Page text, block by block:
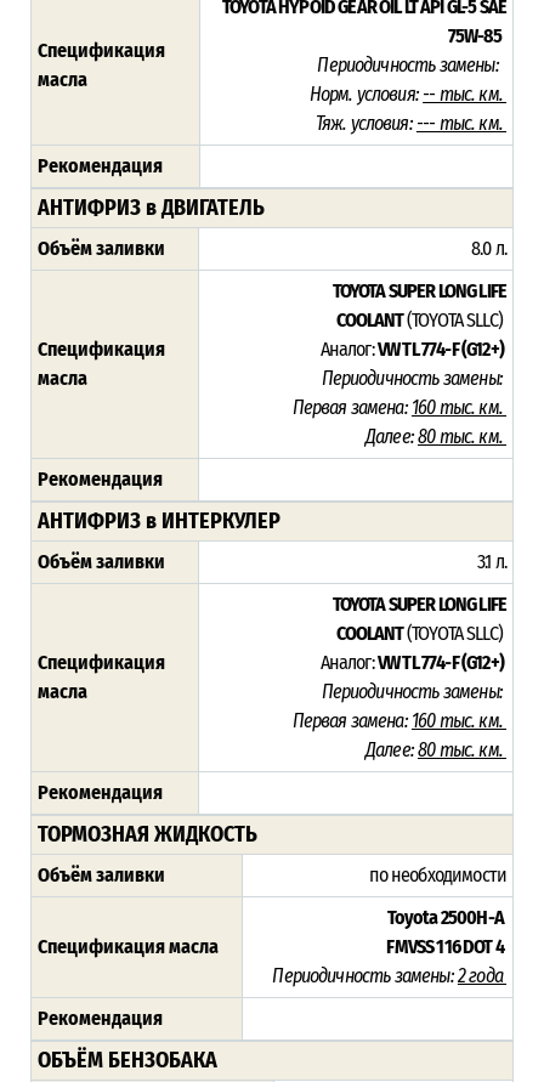
Спецификация
масла
TOYOTA HYPOID GEAR OIL LTAPI GL-5 SAE
75W-85
Периодичность замены:
Норм. условия: -- тыс. км.
Тяж. условия: --- тыс. км.
Рекомендация
АНТИФРИЗ в ДВИГАТЕЛЬ
Объём заливки 8.0 л.
Спецификация
масла
TOYOTA SUPER LONG LIFE
COOLANT(TOYOTA SLLC)
Аналог:VW TL 774-F (G12+)
Периодичность замены:
Первая замена: 160 тыс. км.
Далее:80 тыс. км.
Рекомендация
АНТИФРИЗ в ИНТЕРКУЛЕР
Объём заливки 3.1 л.
Спецификация
масла
TOYOTA SUPER LONG LIFE
COOLANT(TOYOTA SLLC)
Аналог:VW TL 774-F (G12+)
Периодичность замены:
Первая замена: 160 тыс. км.
Далее:80 тыс. км.
Рекомендация
ТОРМОЗНАЯ ЖИДКОСТЬ
Объём заливки по необходимости
Спецификация масла
Toyota 2500H-A
FMVSS 116 DOT 4
Периодичность замены:2 года
Рекомендация
ОБЪЁМ БЕНЗОБАКА